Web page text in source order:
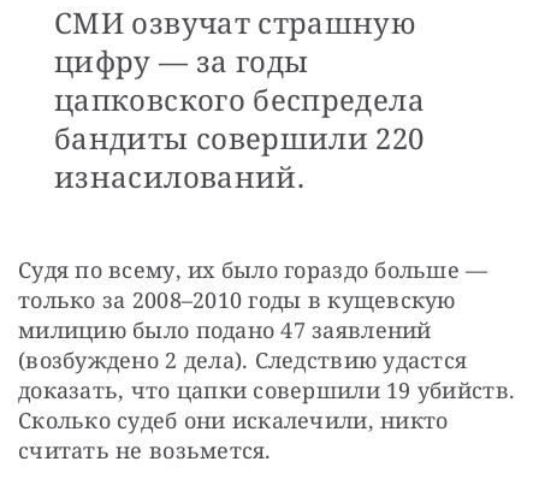
СМИ озвучат страшную
цифру — за годы
цапковского беспредела
бандиты совершили 220
изнасилований.
Судя по всему, их было гораздо больше —
только за 2008–2010 годы в кущевскую
милицию было подано 47 заявлений
(возбуждено 2 дела). Следствию удастся
доказать, что цапки совершили 19 убийств.
Сколько судеб они искалечили, никто
считать не возьмется.